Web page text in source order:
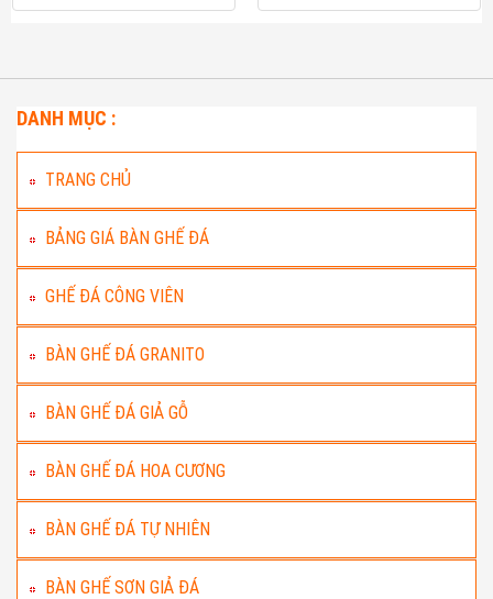
DANH MỤC :
TRANG CHỦ
BẢNG GIÁ BÀN GHẾ ĐÁ
GHẾ ĐÁ CÔNG VIÊN
BÀN GHẾ ĐÁ GRANITO
BÀN GHẾ ĐÁ GIẢ GỖ
BÀN GHẾ ĐÁ HOA CƯƠNG
BÀN GHẾ ĐÁ TỰ NHIÊN
BÀN GHẾ SƠN GIẢ ĐÁ